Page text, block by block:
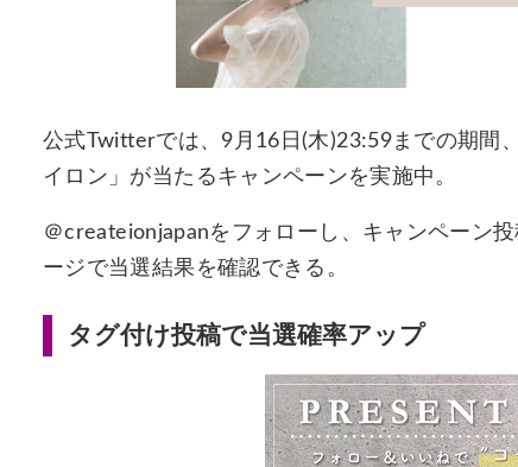
公式Twitterでは、9月16日(木)23:59までの期間
イロン」が当たるキャンペーンを実施中。
＠createionjapanをフォローし、キャンペーン
ージで当選結果を確認できる。
タグ付け投稿で当選確率アップ